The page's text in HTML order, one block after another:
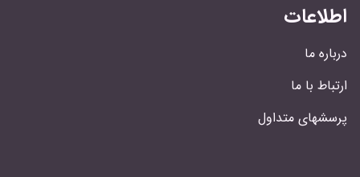
اطلاعات
درباره ما
ارتباط با ما
پرسشهای متداول